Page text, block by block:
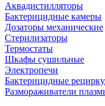
Аквадистилляторы
Бактерицидные камеры
Дозаторы механические
Стерилизаторы
Термостаты
Шкафы сушильные
Электропечи
Бактерицидные
Размораживатели